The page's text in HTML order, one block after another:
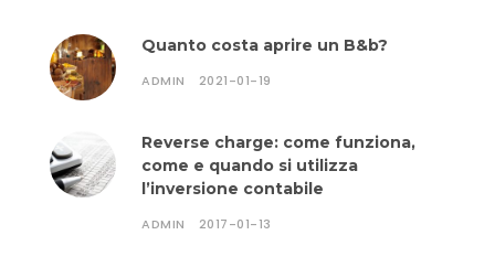
Quanto costa aprire un B&b?
ADMIN 2021-01-19
Reverse charge: come funziona,
come e quando si utilizza
l’inversione contabile
ADMIN 2017-01-13